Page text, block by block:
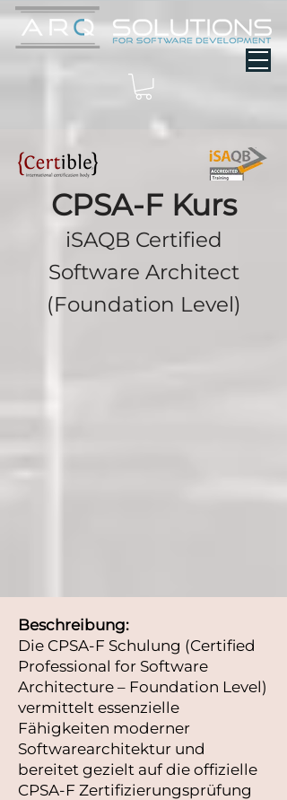
CPSA-F Kurs
iSAQB Certified
Software Architect
(Foundation Level)
Beschreibung:
Die CPSA‑F Schulung (Certified
Professional for Software
Architecture – Foundation Level)
vermittelt essenzielle
Fähigkeiten moderner
Softwarearchitektur und
bereitet gezielt auf die offizielle
CPSA‑F Zertifizierungsprüfung